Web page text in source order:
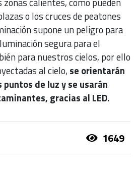
o los cruces de peatones
supone un peligro para
segura para el
para nuestros cielos, por ello
al cielo, se orientarán
de luz y se usarán
gracias al LED.
1649